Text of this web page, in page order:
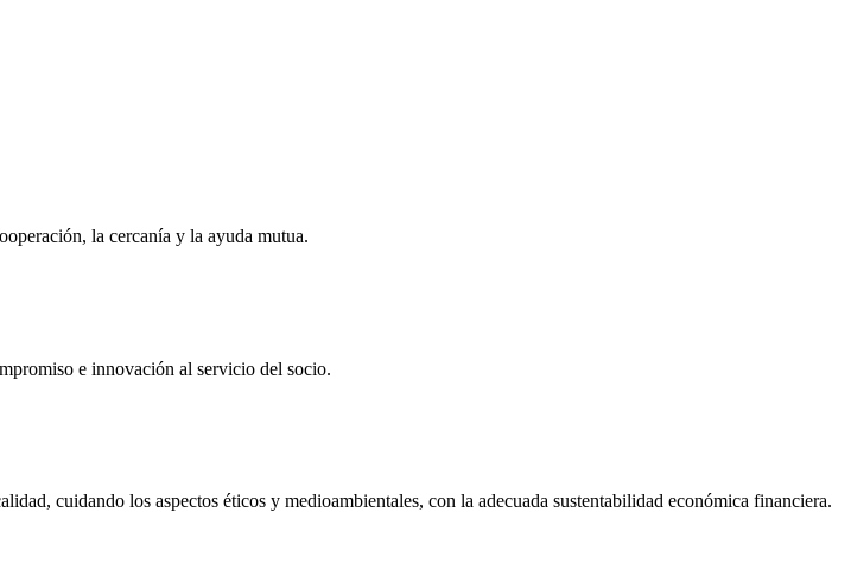
la cercanía y la ayuda mutua.
e innovación al servicio del socio.
cuidando los aspectos éticos y medioambientales, con la adecuada sustentabilidad económica financiera.